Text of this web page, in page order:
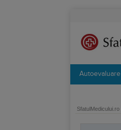
Autoevaluare
SfatulMedicului.ro